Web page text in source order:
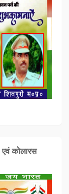
एवं कोलारस